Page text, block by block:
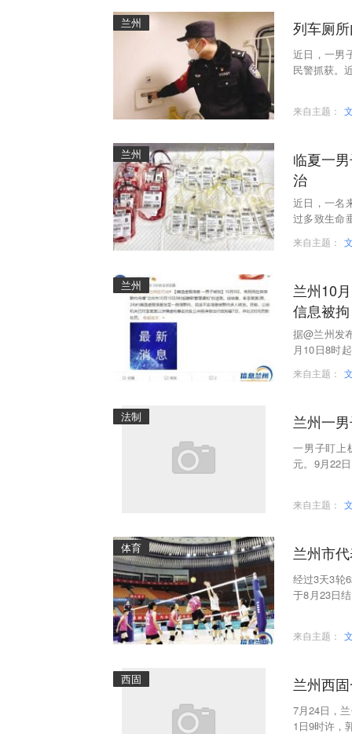
兰州 列车厕
近日，一男
民警抓获。
来自主题：
兰州
临夏一
治
近日，一名
过多致生命
来自主题：
兰州
兰州10
信息被拘
据@兰州发
月10日8时
来自主题：
法制 兰州一
一男子盯上
元。9月22
来自主题：
体育 兰州市
经过3天3轮
于8月23日
来自主题：
西固 兰州西
7月24日，
1日9时许，